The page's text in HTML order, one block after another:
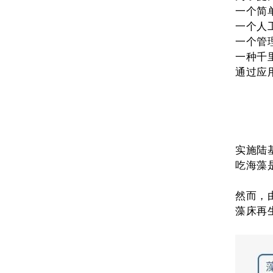
一个简
一个人
一个管
一种千
通过应
实施陆
吃海藻
然而，
藻床再